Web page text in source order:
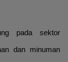
pada sektor
dan minuman